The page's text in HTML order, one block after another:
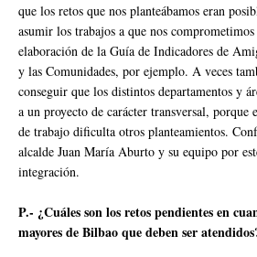
que los retos que nos planteábamos eran
asumir los trabajos a que nos
elaboración de la Guía de Indicadores de
y las Comunidades, por ejemplo. A veces
conseguir que los distintos departamentos y
a un proyecto de carácter transversal, porque
de trabajo dificulta otros planteamientos.
alcalde Juan María Aburto y su equipo por
integración.
P.- ¿Cuáles son los retos pendientes en
mayores de Bilbao que deben ser